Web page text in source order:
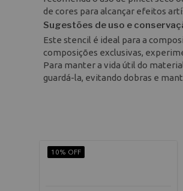
de cores para alcançar efeitos
Sugestões de uso e
Este stencil é ideal para a
composições exclusivas,
Para manter a vida útil do
guardá-la, evitando dobras e
10% OFF